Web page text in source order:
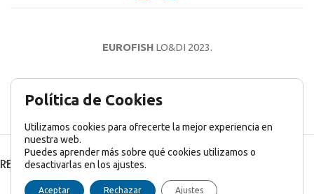
EUROFISHLO&DI 2023.
AVISO LEGAL POLÍTICA DE PRIVACIDAD
RECENT POSTS
Política de Cookies
Utilizamos cookies para ofrecerte la mejor experiencia en
nuestra web.
Puedes aprender más sobre qué cookies utilizamos o
desactivarlas en los ajustes.
Aceptar Rechazar Ajustes
English Inglés) Français(Francés